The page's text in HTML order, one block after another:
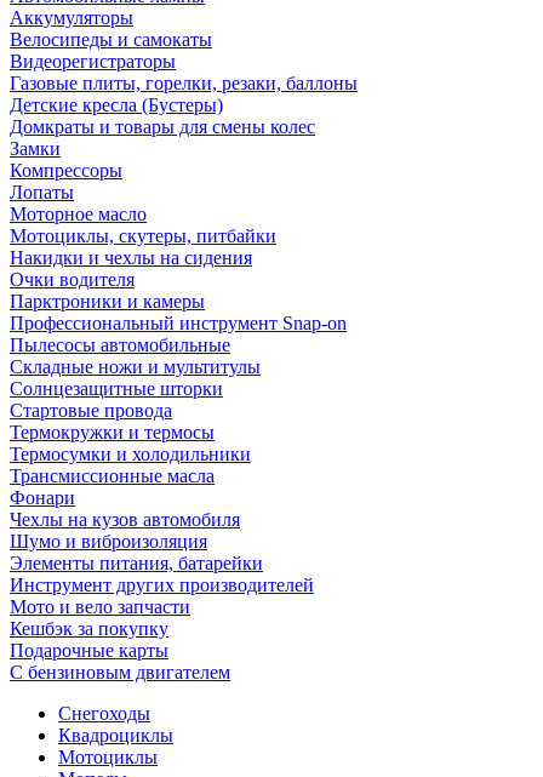
Аккумуляторы
Велосипеды и самокаты
Видеорегистраторы
Газовые плиты, горелки, резаки, баллоны
Детские кресла (Бустеры)
Домкраты и товары для смены колес
Замки
Компрессоры
Лопаты
Моторное масло
Мотоциклы, скутеры, питбайки
Накидки и чехлы на сидения
Очки водителя
Парктроники и камеры
Профессиональный инструмент Snap-on
Пылесосы автомобильные
Складные ножи и мультитулы
Солнцезащитные шторки
Стартовые провода
Термокружки и термосы
Термосумки и холодильники
Трансмиссионные масла
Фонари
Чехлы на кузов автомобиля
Шумо и виброизоляция
Элементы питания, батарейки
Инструмент других производителей
Мото и вело запчасти
Кешбэк за покупку
Подарочные карты
С бензиновым двигателем
Снегоходы
Квадроциклы
Мотоциклы